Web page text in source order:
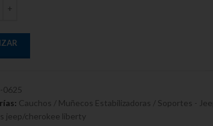
0625
Cauchos / Muñecos Estabilizadoras / Soportes -
jeep/cherokee liberty